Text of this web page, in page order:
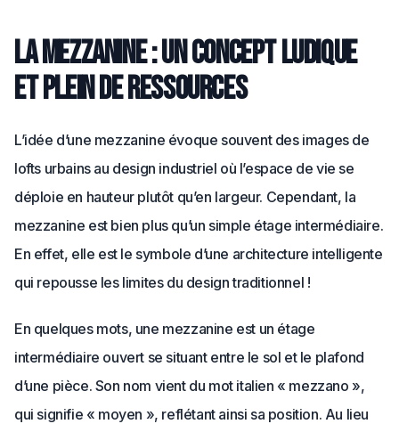
La mezzanine : un concept ludique
et plein de ressources
L’idée d’une mezzanine évoque souvent des images de
lofts urbains au design industriel où l’espace de vie se
déploie en hauteur plutôt qu’en largeur. Cependant, la
mezzanine est bien plus qu’un simple étage intermédiaire.
En effet, elle est le symbole d’une architecture intelligente
qui repousse les limites du design traditionnel !
En quelques mots, une mezzanine est un étage
intermédiaire ouvert se situant entre le sol et le plafond
d’une pièce. Son nom vient du mot italien « mezzano »,
qui signifie « moyen », reflétant ainsi sa position. Au lieu